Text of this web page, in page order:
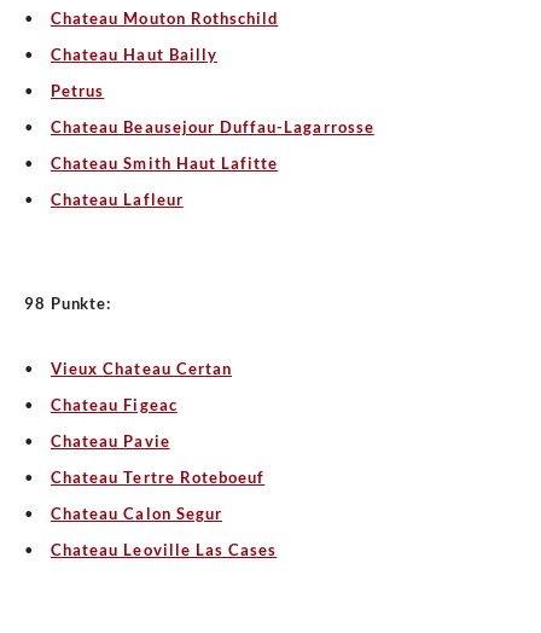
Chateau Mouton Rothschild
Chateau Haut Bailly
Petrus
Chateau Beausejour Duffau-Lagarrosse
Chateau Smith Haut Lafitte
Chateau Lafleur
98 Punkte:
Vieux Chateau Certan
Chateau Figeac
Chateau Pavie
Chateau Tertre Roteboeuf
Chateau Calon Segur
Chateau Leoville Las Cases